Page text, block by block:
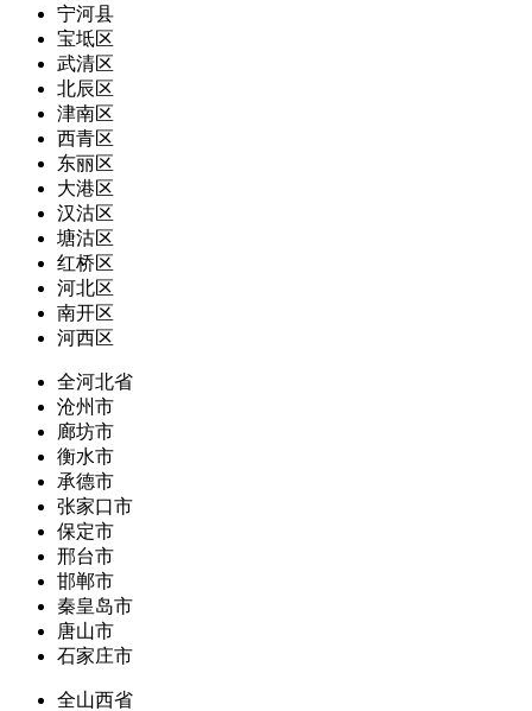
宁河县
宝坻区
武清区
北辰区
津南区
西青区
东丽区
大港区
汉沽区
塘沽区
红桥区
河北区
南开区
河西区
全河北省
沧州市
廊坊市
衡水市
承德市
张家口市
保定市
邢台市
邯郸市
秦皇岛市
唐山市
石家庄市
全山西省